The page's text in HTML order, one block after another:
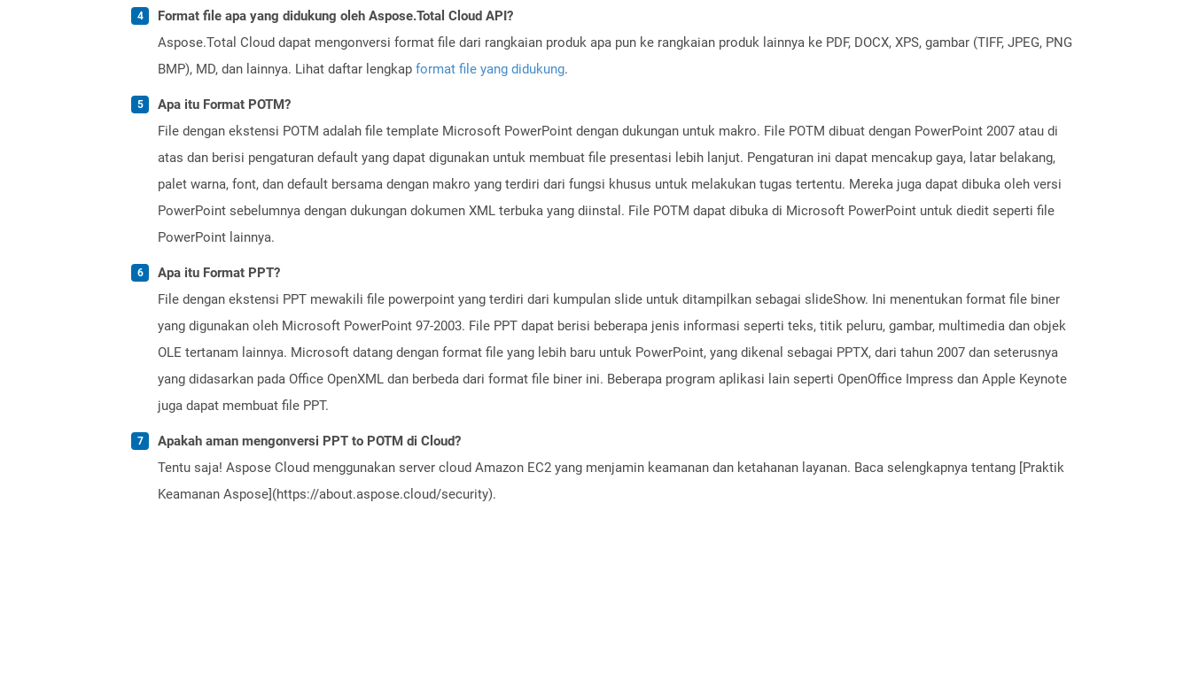
Format file apa yang didukung oleh Aspose.Total Cloud API?
Aspose.Total Cloud dapat mengonversi format file dari rangkaian produk apa pun ke rangkaian produk lainnya ke PDF, DOCX, XPS, gambar (TIFF, JPEG, PNG
BMP), MD, dan lainnya. Lihat daftar lengkap format file yang didukung.
Apa itu Format POTM?
File dengan ekstensi POTM adalah file template Microsoft PowerPoint dengan dukungan untuk makro. File POTM dibuat dengan PowerPoint 2007 atau di
atas dan berisi pengaturan default yang dapat digunakan untuk membuat file presentasi lebih lanjut. Pengaturan ini dapat mencakup gaya, latar belakang,
palet warna, font, dan default bersama dengan makro yang terdiri dari fungsi khusus untuk melakukan tugas tertentu. Mereka juga dapat dibuka oleh versi
PowerPoint sebelumnya dengan dukungan dokumen XML terbuka yang diinstal. File POTM dapat dibuka di Microsoft PowerPoint untuk diedit seperti file
PowerPoint lainnya.
Apa itu Format PPT?
File dengan ekstensi PPT mewakili file powerpoint yang terdiri dari kumpulan slide untuk ditampilkan sebagai slideShow. Ini menentukan format file biner
yang digunakan oleh Microsoft PowerPoint 97-2003. File PPT dapat berisi beberapa jenis informasi seperti teks, titik peluru, gambar, multimedia dan objek
OLE tertanam lainnya. Microsoft datang dengan format file yang lebih baru untuk PowerPoint, yang dikenal sebagai PPTX, dari tahun 2007 dan seterusnya
yang didasarkan pada Office OpenXML dan berbeda dari format file biner ini. Beberapa program aplikasi lain seperti OpenOffice Impress dan Apple Keynote
juga dapat membuat file PPT.
Apakah aman mengonversi PPT to POTM di Cloud?
Tentu saja! Aspose Cloud menggunakan server cloud Amazon EC2 yang menjamin keamanan dan ketahanan layanan. Baca selengkapnya tentang [Praktik
Keamanan Aspose](https://about.aspose.cloud/security).